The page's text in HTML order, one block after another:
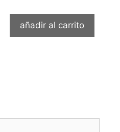
añadir al carrito